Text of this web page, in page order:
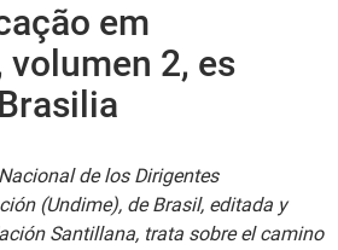
em
2, es
de los Dirigentes
(Undime), de Brasil, editada y
Santillana, trata sobre el camino